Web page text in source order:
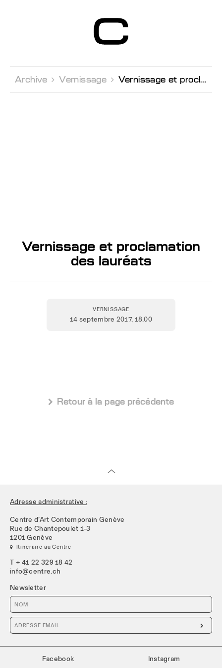
Contemporain
Genève
Archive  Vernissage  Vernissage et proclamation des lauréats
Vernissage et proclamation
des lauréats
VERNISSAGE
14 septembre 2017, 18.00
 Retour à la page précédente
Adresse administrative :
Centre d’Art Contemporain Genève
Rue de Chantepoulet 1-3
1201 Genève
 Itinéraire au Centre
T + 41 22 329 18 42
info@centre.ch
Newsletter

Facebook Instagram